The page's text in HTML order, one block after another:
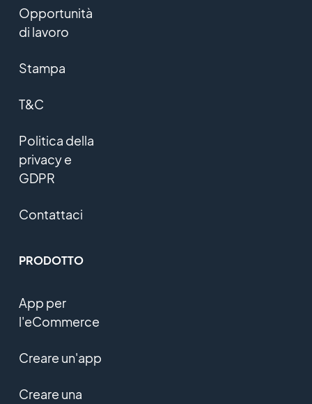
Opportunità
di lavoro
Stampa
T&C
Politica della
privacy e
GDPR
Contattaci
PRODOTTO
App per
l'eCommerce
Creare un'app
Creare una